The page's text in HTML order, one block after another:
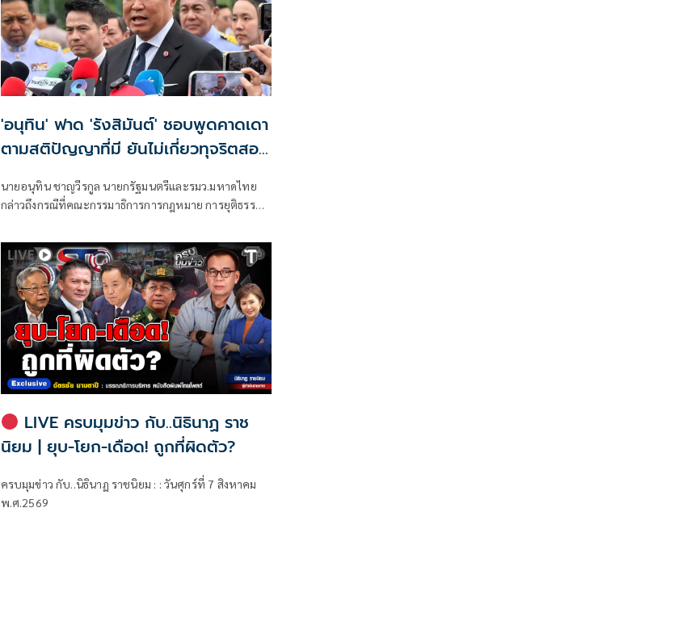
'อนุทิน' ฟาด 'รังสิมันต์' ชอบพูดคาดเดา
ตามสติปัญญาที่มี ยันไม่เกี่ยวทุจริตสอบ
นายอนุทิน ชาญวีรกูล นายกรัฐมนตรีและรมว.มหาดไทย
กล่าวถึงกรณีที่คณะกรรมาธิการการกฎหมาย การยุติธรรม
เป็นประธานกรรมาธิการ มีการอ้างชื่อนายกรัฐมนตรี
เข้าไปเกี่ยวข้องกับการทุจริตสอบท้องถิ่น
LIVE ครบมุมข่าว กับ..นิธินาฏ ราช
นิยม | ยุบ-โยก-เดือด! ถูกที่ผิดตัว?
ครบมุมข่าว กับ..นิธินาฏ ราชนิยม : : วันศุกร์ที่ 7 สิงหาคม
พ.ศ.2569